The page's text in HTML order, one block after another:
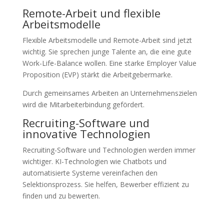
Remote-Arbeit und flexible
Arbeitsmodelle
Flexible Arbeitsmodelle und Remote-Arbeit sind jetzt
wichtig. Sie sprechen junge Talente an, die eine gute
Work-Life-Balance wollen. Eine starke Employer Value
Proposition (EVP) stärkt die Arbeitgebermarke.
Durch gemeinsames Arbeiten an Unternehmenszielen
wird die Mitarbeiterbindung gefördert.
Recruiting-Software und
innovative Technologien
Recruiting-Software und Technologien werden immer
wichtiger. KI-Technologien wie Chatbots und
automatisierte Systeme vereinfachen den
Selektionsprozess. Sie helfen, Bewerber effizient zu
finden und zu bewerten.